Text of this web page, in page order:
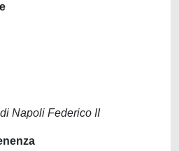
Napoli Federico II